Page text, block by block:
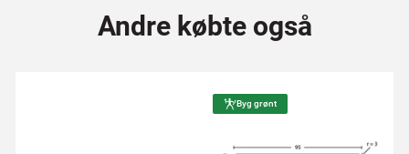
Andre købte også
Byg grønt